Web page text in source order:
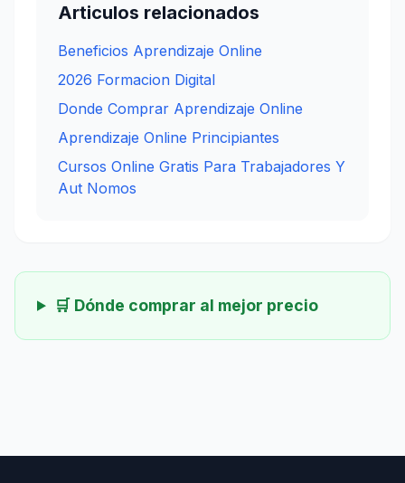
Articulos relacionados
Beneficios Aprendizaje Online
2026 Formacion Digital
Donde Comprar Aprendizaje Online
Aprendizaje Online Principiantes
Cursos Online Gratis Para Trabajadores Y
Aut Nomos
🛒 Dónde comprar al mejor precio